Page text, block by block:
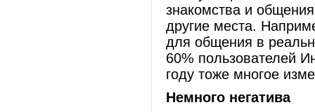
знакомства и
другие места.
для общения в
60% пользователей
году тоже многое
Немного негатива